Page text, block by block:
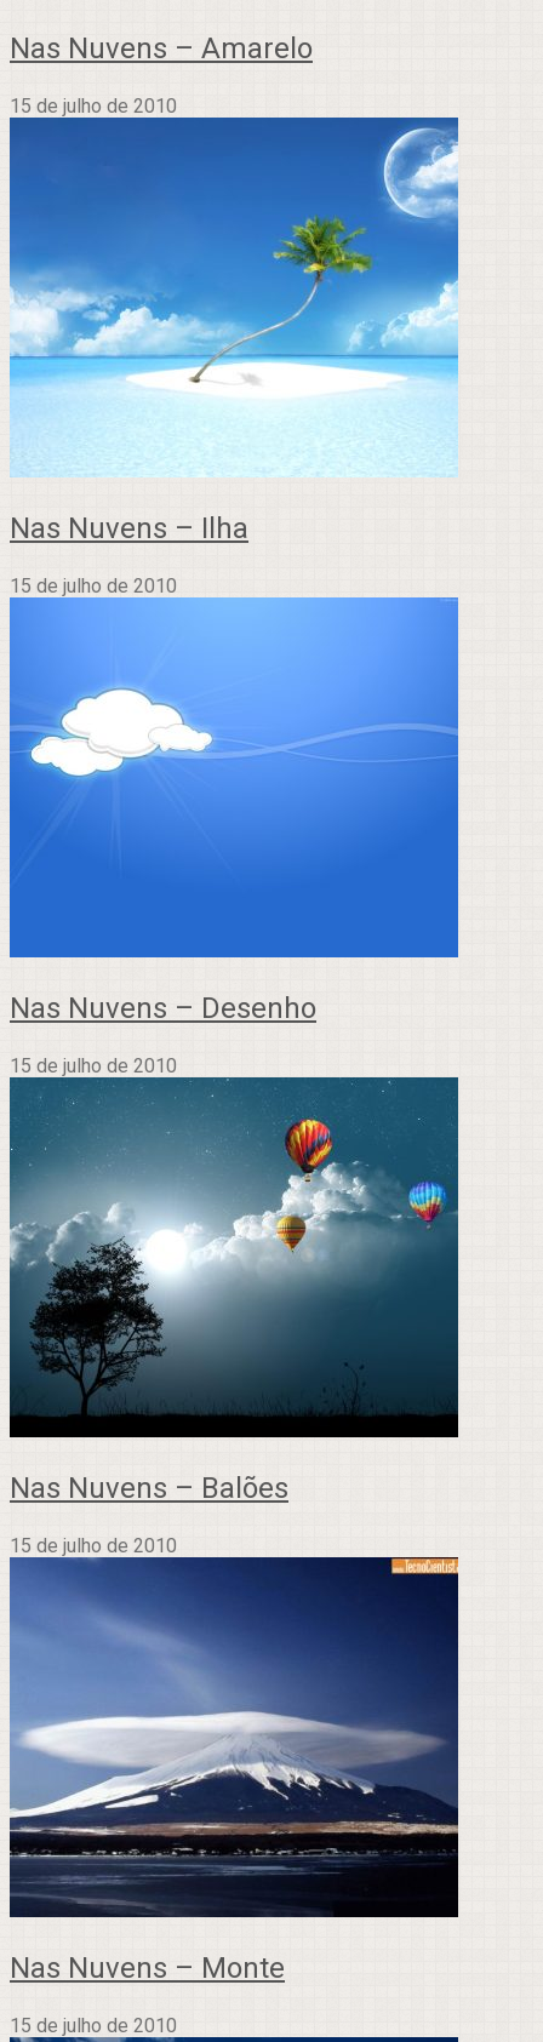
Nas Nuvens – Amarelo
15 de julho de 2010
Nas Nuvens – Ilha
15 de julho de 2010
Nas Nuvens – Desenho
15 de julho de 2010
Nas Nuvens – Balões
15 de julho de 2010
Nas Nuvens – Monte
15 de julho de 2010